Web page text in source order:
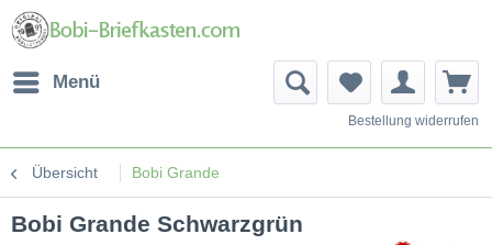
Menü
Bestellung widerrufen
Übersicht Bobi Grande
Bobi Grande Schwarzgrün